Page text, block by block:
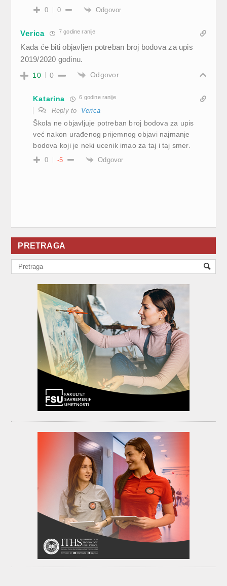
0 0 Odgovor
Verica 7 godine ranije
Kada će biti objavljen potreban broj bodova za upis
2019/2020 godinu.
10 0 Odgovor
Katarina 6 godine ranije
Reply to Verica
Škola ne objavljuje potreban broj bodova za upis
već nakon urađenog prijemnog objavi najmanje
bodova koji je neki ucenik imao za taj i taj smer.
0 -5 Odgovor
PRETRAGA